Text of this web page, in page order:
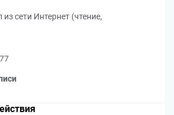
сети Интернет (чтение,